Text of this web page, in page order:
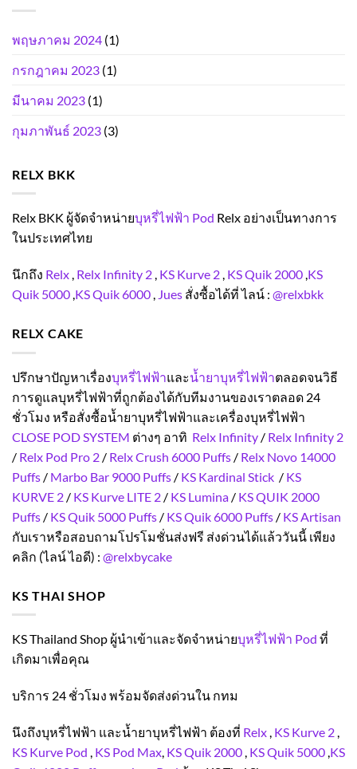
พฤษภาคม 2024 (1)
กรกฎาคม 2023 (1)
มีนาคม 2023 (1)
กุมภาพันธ์ 2023 (3)
RELX BKK
Relx BKK ผู้จัดจำหน่ายบุหรี่ไฟฟ้า Pod Relx อย่างเป็นทางการ
ในประเทศไทย
นึกถึง Relx , Relx Infinity 2 , KS Kurve 2 , KS Quik 2000 ,KS
Quik 5000 ,KS Quik 6000 , Jues สั่งซื้อได้ที่ ไลน์ : @relxbkk
RELX CAKE
ปรึกษาปัญหาเรื่องบุหรี่ไฟฟ้าและน้ำยาบุหรี่ไฟฟ้าตลอดจนวิธี
การดูแลบุหรี่ไฟฟ้าที่ถูกต้องได้กับทีมงานของเราตลอด 24
ชั่วโมง หรือสั่งซื้อน้ำยาบุหรี่ไฟฟ้าและเครื่องบุหรี่ไฟฟ้า
CLOSE POD SYSTEM ต่างๆ อาทิ Relx Infinity / Relx Infinity 2
/ Relx Pod Pro 2 / Relx Crush 6000 Puffs / Relx Novo 14000
Puffs / Marbo Bar 9000 Puffs / KS Kardinal Stick / KS
KURVE 2 / KS Kurve LITE 2 / KS Lumina / KS QUIK 2000
Puffs / KS Quik 5000 Puffs / KS Quik 6000 Puffs / KS Artisan
กับเราหรือสอบถามโปรโมชั่นส่งฟรี ส่งด่วนได้แล้ววันนี้ เพียง
คลิก (ไลน์ ไอดี) : @relxbycake
KS THAI SHOP
KS Thailand Shop ผู้นำเข้าและจัดจำหน่ายบุหรี่ไฟฟ้า Pod ที่
เกิดมาเพื่อคุณ
บริการ 24 ชั่วโมง พร้อมจัดส่งด่วนใน กทม
นึงถึงบุหรี่ไฟฟ้า และน้ำยาบุหรี่ไฟฟ้า ต้องที่ Relx , KS Kurve 2 ,
KS Kurve Pod , KS Pod Max, KS Quik 2000 , KS Quik 5000 ,KS